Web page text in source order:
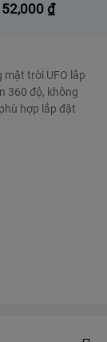
₫
trời UFO lắp
360 độ, không
hợp lắp đặt